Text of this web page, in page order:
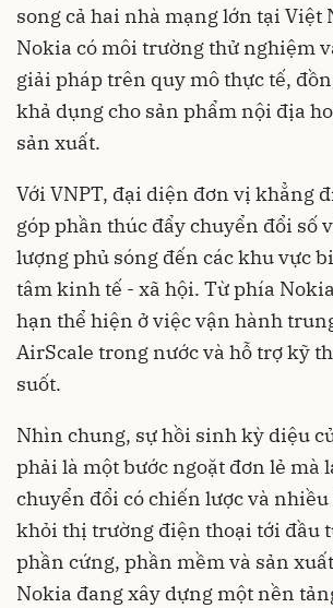
song cả hai nhà mạng lớn tại Việt
Nokia có môi trường thử nghiệm
giải pháp trên quy mô thực tế,
khả dụng cho sản phẩm nội địa
sản xuất.
Với VNPT, đại diện đơn vị khẳng
góp phần thúc đẩy chuyển đổi số
lượng phủ sóng đến các khu vực
tâm kinh tế - xã hội. Từ phía
hạn thể hiện ở việc vận hành
AirScale trong nước và hỗ trợ kỹ
suốt.
Nhìn chung, sự hồi sinh kỳ diệu
phải là một bước ngoặt đơn lẻ mà
chuyển đổi có chiến lược và
khỏi thị trường điện thoại tới đầu
phần cứng, phần mềm và sản
Nokia đang xây dựng một nền